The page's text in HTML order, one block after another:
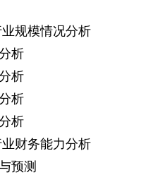
规模情况分析
析
析
析
析
财务能力分析
预测